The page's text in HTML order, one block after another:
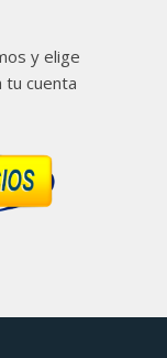
y elige
tu cuenta